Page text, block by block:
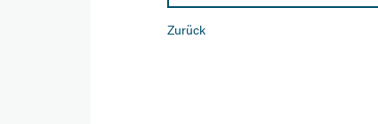
Zurück